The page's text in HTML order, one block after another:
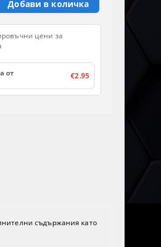
цени за
от €2.95
съдържания като